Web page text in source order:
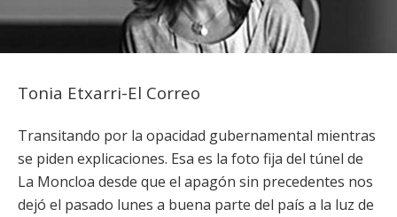
Tonia Etxarri-El Correo
Transitando por la opacidad gubernamental mientras
se piden explicaciones. Esa es la foto fija del túnel de
La Moncloa desde que el apagón sin precedentes nos
dejó el pasado lunes a buena parte del país a la luz de